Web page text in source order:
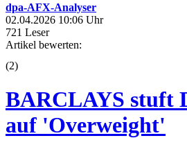
dpa-AFX-Analyser
02.04.2026 10:06 Uhr
721 Leser
Artikel bewerten:
(2)
BARCLAYS stuft
auf 'Overweight'